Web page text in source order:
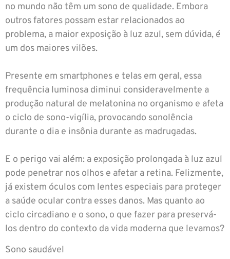
no mundo não têm um sono de qualidade. Embora
outros fatores possam estar relacionados ao
problema, a maior exposição à luz azul, sem dúvida, é
um dos maiores vilões.
Presente em smartphones e telas em geral, essa
frequência luminosa diminui consideravelmente a
produção natural de melatonina no organismo e afeta
o ciclo de sono-vigília, provocando sonolência
durante o dia e insônia durante as madrugadas.
E o perigo vai além: a exposição prolongada à luz azul
pode penetrar nos olhos e afetar a retina. Felizmente,
já existem óculos com lentes especiais para proteger
a saúde ocular contra esses danos. Mas quanto ao
ciclo circadiano e o sono, o que fazer para preservá-
los dentro do contexto da vida moderna que levamos?
Sono saudável